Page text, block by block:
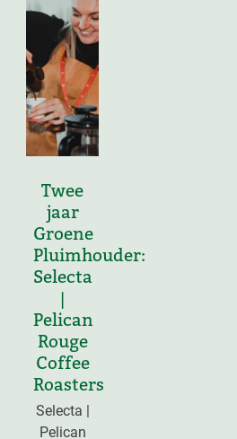
Twee
jaar
Groene
Pluimhouder:
Selecta
|
Pelican
Rouge
Coffee
Roasters
Selecta |
Pelican